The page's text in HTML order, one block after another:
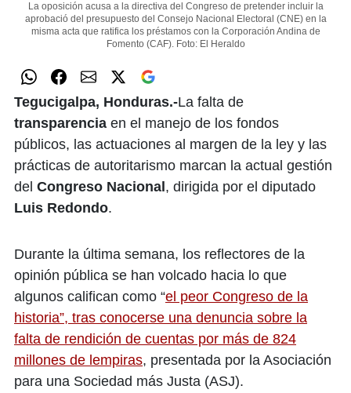
La oposición acusa a la directiva del Congreso de pretender incluir la
aprobació del presupuesto del Consejo Nacional Electoral (CNE) en la
misma acta que ratifica los préstamos con la Corporación Andina de
Fomento (CAF). Foto: El Heraldo
Tegucigalpa, Honduras.-La falta de
transparencia en el manejo de los fondos
públicos, las actuaciones al margen de la ley y las
prácticas de autoritarismo marcan la actual gestión
del Congreso Nacional , dirigida por el diputado
Luis Redondo.
Durante la última semana, los reflectores de la
opinión pública se han volcado hacia lo que
algunos califican como “el peor Congreso de la
historia”, tras conocerse una denuncia sobre la
falta de rendición de cuentas por más de 824
millones de lempiras, presentada por la Asociación
para una Sociedad más Justa (ASJ).